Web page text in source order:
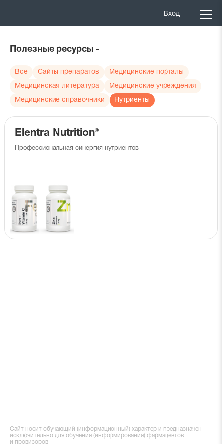
Вход
Полезные ресурсы -
Все Сайты препаратов Медицинские порталы
Медицинская литература Медицинские учреждения
Медицинские справочники Нутриенты
Elentra Nutrition®
Профессиональная синергия нутриентов
Сайт носит обучающий (информационный) характер и предназначен
исключительно для обучения (информирования) фармацевтов
и провизоров